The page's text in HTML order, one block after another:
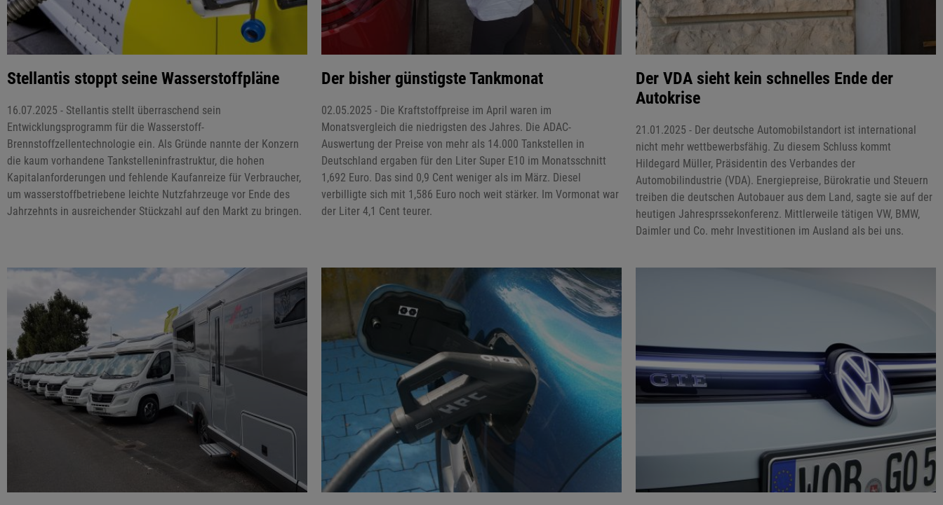
Stellantis stoppt seine Wasserstoffpläne
16.07.2025 - Stellantis stellt überraschend sein
Entwicklungsprogramm für die Wasserstoff-
Brennstoffzellentechnologie ein. Als Gründe nannte der Konzern
die kaum vorhandene Tankstelleninfrastruktur, die hohen
Kapitalanforderungen und fehlende Kaufanreize für Verbraucher,
um wasserstoffbetriebene leichte Nutzfahrzeuge vor Ende des
Jahrzehnts in ausreichender Stückzahl auf den Markt zu bringen.
Der bisher günstigste Tankmonat
02.05.2025 - Die Kraftstoffpreise im April waren im
Monatsvergleich die niedrigsten des Jahres. Die ADAC-
Auswertung der Preise von mehr als 14.000 Tankstellen in
Deutschland ergaben für den Liter Super E10 im Monatsschnitt
1,692 Euro. Das sind 0,9 Cent weniger als im März. Diesel
verbilligte sich mit 1,586 Euro noch weit stärker. Im Vormonat war
der Liter 4,1 Cent teurer.
Der VDA sieht kein schnelles Ende der
Autokrise
21.01.2025 - Der deutsche Automobilstandort ist international
nicht mehr wettbewerbsfähig. Zu diesem Schluss kommt
Hildegard Müller, Präsidentin des Verbandes der
Automobilindustrie (VDA). Energiepreise, Bürokratie und Steuern
treiben die deutschen Autobauer aus dem Land, sagte sie auf der
heutigen Jahresprssekonferenz. Mittlerweile tätigen VW, BMW,
Daimler und Co. mehr Investitionen im Ausland als bei uns.